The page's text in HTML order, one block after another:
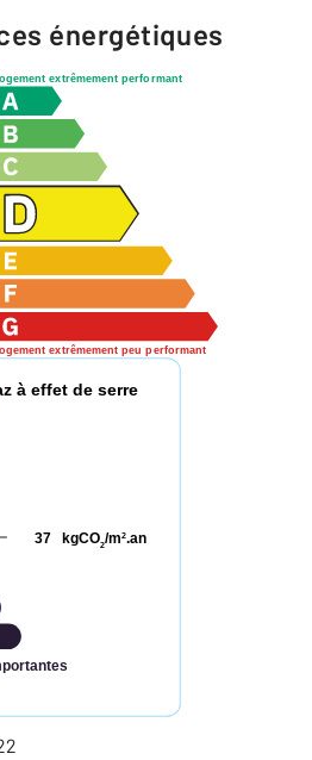
énergétiques
logement extrêmement performant
logement extrêmement peu performant
à effet de serre
kgCO2/m2.an
37